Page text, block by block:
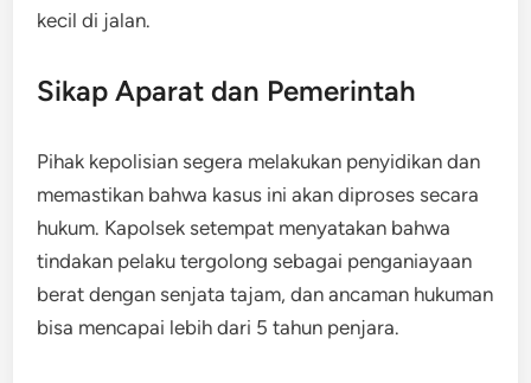
kecil di jalan.
Sikap Aparat dan Pemerintah
Pihak kepolisian segera melakukan penyidikan dan
memastikan bahwa kasus ini akan diproses secara
hukum. Kapolsek setempat menyatakan bahwa
tindakan pelaku tergolong sebagai penganiayaan
berat dengan senjata tajam, dan ancaman hukuman
bisa mencapai lebih dari 5 tahun penjara.